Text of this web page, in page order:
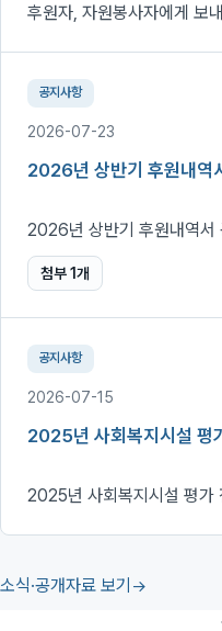
후원자, 자원봉사자에게 보
공지사항
2026-07-23
2026년 상반기 후원내역
2026년 상반기 후원내역서
첨부1개
공지사항
2026-07-15
2025년 사회복지시설 평
2025년 사회복지시설 평가
소식·공개자료 보기